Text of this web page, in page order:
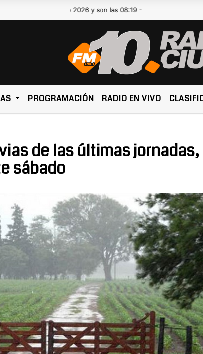
de Agosto de 2026 y son las 08:19 -
PROGRAMACIÓN RADIO EN VIVO
de las últimas jornadas,
sábado